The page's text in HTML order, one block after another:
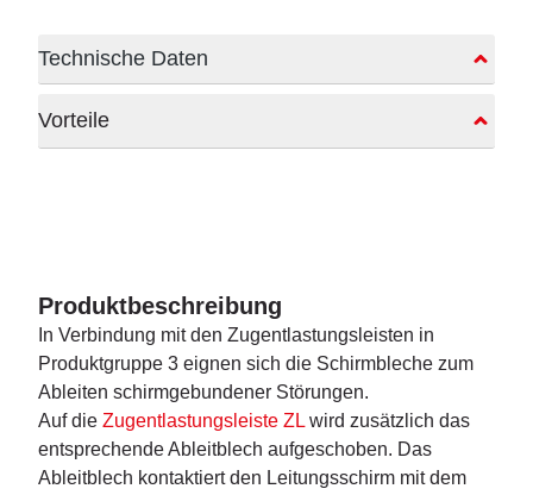
Technische Daten
Vorteile
Produktbeschreibung
In Verbindung mit den Zugentlastungsleisten in
Produktgruppe 3 eignen sich die Schirmbleche zum
Ableiten schirmgebundener Störungen.
Auf die Zugentlastungsleiste ZL wird zusätzlich das
entsprechende Ableitblech aufgeschoben. Das
Ableitblech kontaktiert den Leitungsschirm mit dem